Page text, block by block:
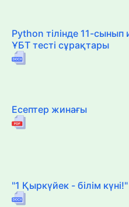
Python тілінде 11-
ҰБТ тесті сұрақтары
Есептер жинағы
"1 Қыркүйек - білім күні!"